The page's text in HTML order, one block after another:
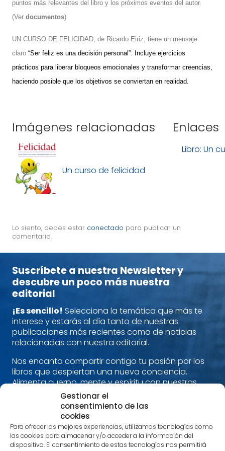
Gestionar el
consentimiento de las
cookies
Para ofrecer las mejores experiencias, utilizamos tecnologías como
las cookies para almacenar y/o acceder a la información del
dispositivo. El consentimiento de estas tecnologías nos permitirá
puntos más relevantes del libro y los próximos eventos del autor.
(Ver documentos)
UN CURSO DE FELICIDAD, de Ricardo Eiriz, tiene un mensaje
claro “Ser feliz es una decisión personal”. Incluye ejercicios
prácticos para liberar bloqueos emocionales y transformar creencias,
haciendo posible que los objetivos se conviertan en realidad.
Imágenes relacionadas
Un curso de felicidad
Enlaces
Libro: Un
Lo siento, debes estar conectado para publicar un
comentario.
Suscríbete a nuestra Newsletter y
descubre un poco más nuestra
editorial
¡Es sencillo! Selecciona la temática que más te
interese y estarás al día tanto de nuestras
publicaciones más recientes como de noticias
relacionadas con nuestra editorial.
Nos encanta compartir contigo tu pasión por los
libros que despiertan una nueva conciencia.
Alimenta cuerpo, mente y espíritu con nuestras
recomendaciones.
¡Estamos en contacto!
Nombre *